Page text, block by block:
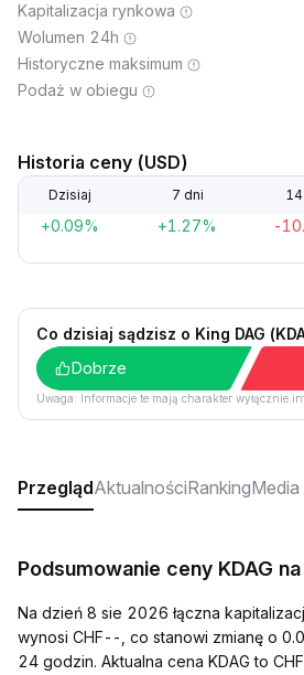
Kapitalizacja rynkowa
Wolumen 24h
Historyczne maksimum
Podaż w obiegu
Historia ceny (USD)
Dzisiaj 7 dni
+0.09% +1.27% -
Co dzisiaj sądzisz o King DAG
Dobrze
Uwaga: Informacje te mają charakter wyłącznie
PrzeglądAktualnościRanking
Podsumowanie ceny KDAG
Na dzień 8 sie 2026 łączna
wynosi CHF--, co stanowi zmianę o
24 godzin. Aktualna cena KDAG to